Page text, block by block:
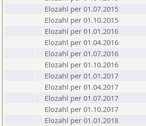
Elozahl per 01.07.2015
Elozahl per 01.10.2015
Elozahl per 01.01.2016
Elozahl per 01.04.2016
Elozahl per 01.07.2016
Elozahl per 01.10.2016
Elozahl per 01.01.2017
Elozahl per 01.04.2017
Elozahl per 01.07.2017
Elozahl per 01.10.2017
Elozahl per 01.01.2018